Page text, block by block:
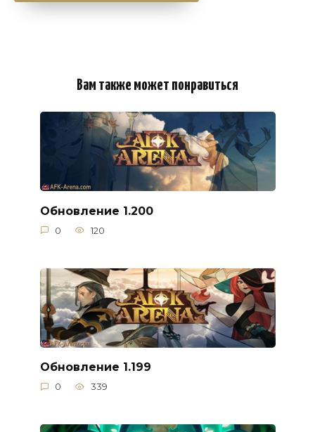
Вам также может понравиться
Обновление 1.200
0 120
Обновление 1.199
0 339